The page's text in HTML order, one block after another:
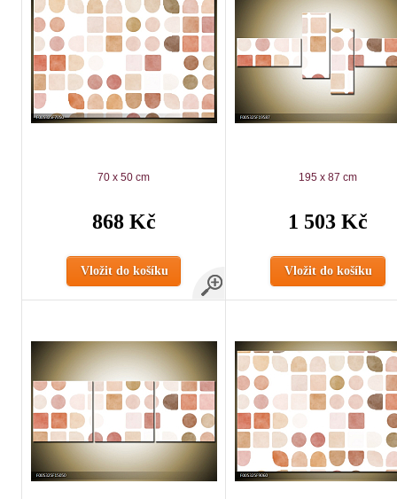
70 x 50 cm
868 Kč
Vložit do košíku
195 x 87 cm
1 503 Kč
Vložit do košíku